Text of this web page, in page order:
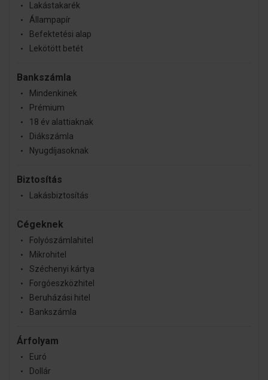
Lakástakarék
Állampapír
Befektetési alap
Lekötött betét
Bankszámla
Mindenkinek
Prémium
18 év alattiaknak
Diákszámla
Nyugdíjasoknak
Biztosítás
Lakásbiztosítás
Cégeknek
Folyószámlahitel
Mikrohitel
Széchenyi kártya
Forgóeszközhitel
Beruházási hitel
Bankszámla
Árfolyam
Euró
Dollár